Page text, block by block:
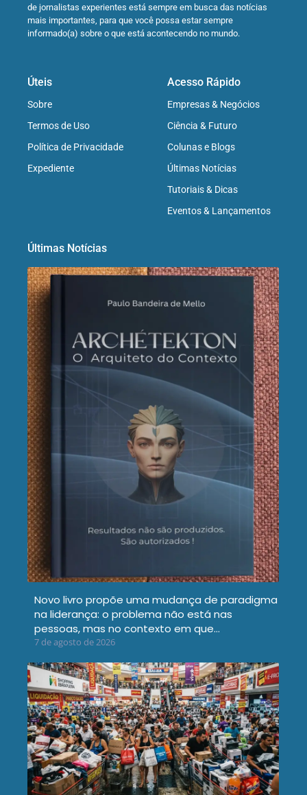
de jornalistas experientes está sempre em busca das notícias
mais importantes, para que você possa estar sempre
informado(a) sobre o que está acontecendo no mundo.
Úteis
Sobre
Termos de Uso
Política de Privacidade
Expediente
Acesso Rápido
Empresas & Negócios
Ciência & Futuro
Colunas e Blogs
Últimas Notícias
Tutoriais & Dicas
Eventos & Lançamentos
Últimas Notícias
Novo livro propõe uma mudança de paradigma
na liderança: o problema não está nas
pessoas, mas no contexto em que…
7 de agosto de 2026